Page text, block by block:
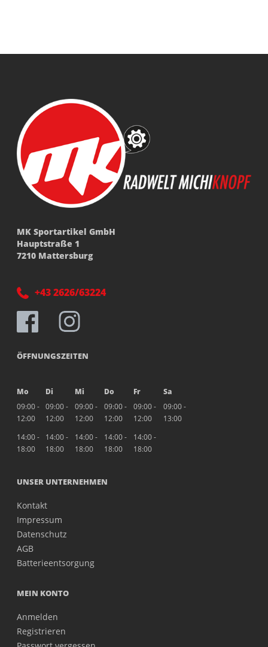
MK Sportartikel GmbH
Hauptstraße 1
7210 Mattersburg
+43 2626/63224
ÖFFNUNGSZEITEN
Mo Di Mi Do Fr
Sa
09:00 -
12:00
09:00 -
12:00
09:00 -
12:00
09:00 -
12:00
09:00 -
12:00
09:00 -
13:00
14:00 -
18:00
14:00 -
18:00
14:00 -
18:00
14:00 -
18:00
14:00 -
18:00
UNSER UNTERNEHMEN
Kontakt
Impressum
Datenschutz
AGB
Batterieentsorgung
MEIN KONTO
Anmelden
Registrieren